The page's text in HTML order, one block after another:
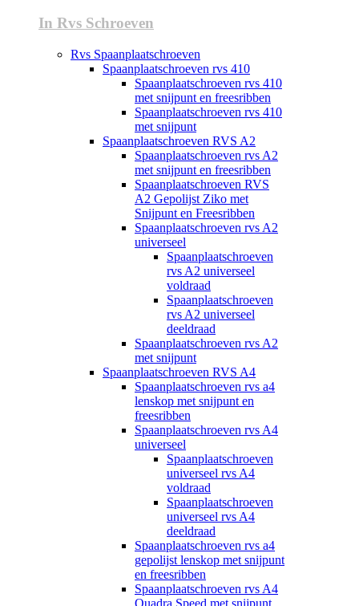
In Rvs Schroeven
Rvs Spaanplaatschroeven
Spaanplaatschroeven rvs 410
Spaanplaatschroeven rvs 410
met snijpunt en freesribben
Spaanplaatschroeven rvs 410
met snijpunt
Spaanplaatschroeven RVS A2
Spaanplaatschroeven rvs A2
met snijpunt en freesribben
Spaanplaatschroeven RVS
A2 Gepolijst Ziko met
Snijpunt en Freesribben
Spaanplaatschroeven rvs A2
universeel
Spaanplaatschroeven
rvs A2 universeel
voldraad
Spaanplaatschroeven
rvs A2 universeel
deeldraad
Spaanplaatschroeven rvs A2
met snijpunt
Spaanplaatschroeven RVS A4
Spaanplaatschroeven rvs a4
lenskop met snijpunt en
freesribben
Spaanplaatschroeven rvs A4
universeel
Spaanplaatschroeven
universeel rvs A4
voldraad
Spaanplaatschroeven
universeel rvs A4
deeldraad
Spaanplaatschroeven rvs a4
gepolijst lenskop met snijpunt
en freesribben
Spaanplaatschroeven rvs A4
Quadra Speed met snijpunt